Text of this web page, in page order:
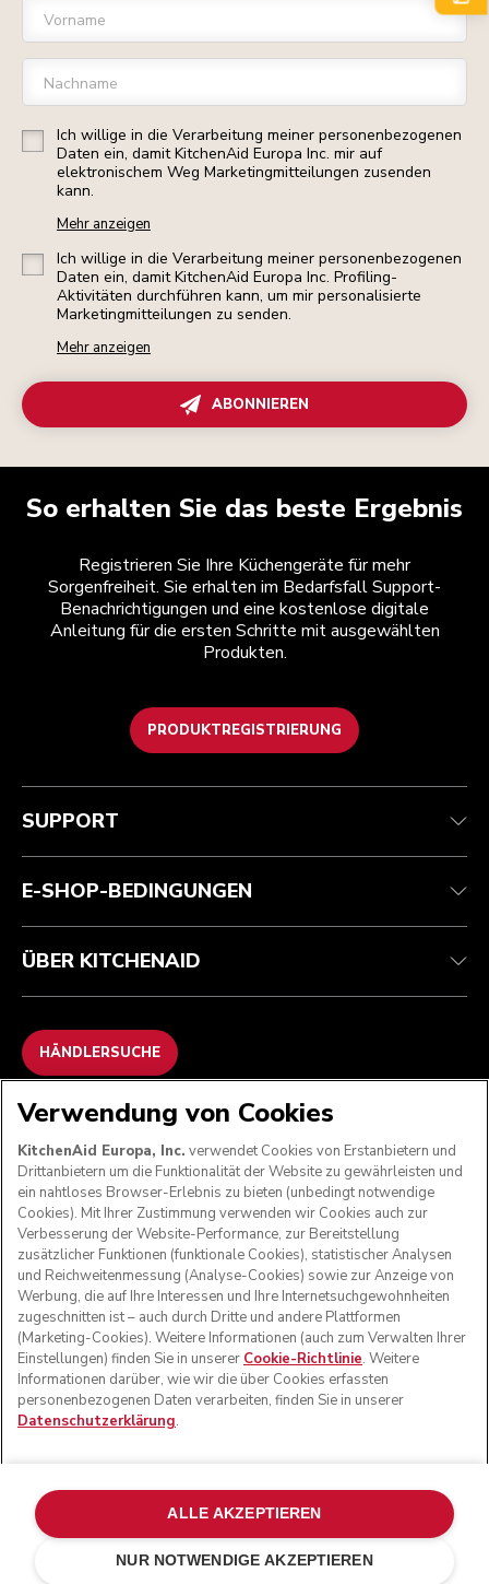
Vorname
Nachname
Ich willige in die Verarbeitung meiner personenbezogenen
Daten ein, damit KitchenAid Europa Inc. mir auf
elektronischem Weg Marketingmitteilungen zusenden
kann.
Mehr anzeigen
Ich willige in die Verarbeitung meiner personenbezogenen
Daten ein, damit KitchenAid Europa Inc. Profiling-
Aktivitäten durchführen kann, um mir personalisierte
Marketingmitteilungen zu senden.
Mehr anzeigen
ABONNIEREN
So erhalten Sie das beste Ergebnis
Registrieren Sie Ihre Küchengeräte für mehr
Sorgenfreiheit. Sie erhalten im Bedarfsfall Support-
Benachrichtigungen und eine kostenlose digitale
Anleitung für die ersten Schritte mit ausgewählten
Produkten.
PRODUKTREGISTRIERUNG
Kundenservice
Garantie und Dokumente
Kontaktieren Sie uns.
Teilnahmebedingungen
Rückgaben und Erstattungen
Impressum
ODR
Die Marke
Händlersuche
SUPPORT
E-SHOP-BEDINGUNGEN
ÜBER KITCHENAID
HÄNDLERSUCHE
WIR AKZEPTIEREN
FOLGEN SIE UNS
und das Design der Küchenmaschine sind eingetragene
Marken in den USA und in anderen Ländern.
Meine cookies verwalten Datenschutzerklärung
Verwendung von Cookies
KitchenAid Europa, Inc. verwendet Cookies von Erstanbietern und
Drittanbietern um die Funktionalität der Website zu gewährleisten und
ein nahtloses Browser-Erlebnis zu bieten (unbedingt notwendige
Cookies). Mit Ihrer Zustimmung verwenden wir Cookies auch zur
Verbesserung der Website-Performance, zur Bereitstellung
zusätzlicher Funktionen (funktionale Cookies), statistischer Analysen
und Reichweitenmessung (Analyse-Cookies) sowie zur Anzeige von
Werbung, die auf Ihre Interessen und Ihre Internetsuchgewohnheiten
zugeschnitten ist – auch durch Dritte und andere Plattformen
(Marketing-Cookies). Weitere Informationen (auch zum Verwalten Ihrer
Einstellungen) finden Sie in unserer Cookie-Richtlinie. Weitere
Informationen darüber, wie wir die über Cookies erfassten
personenbezogenen Daten verarbeiten, finden Sie in unserer
Datenschutzerklärung.
NUR NOTWENDIGE AKZEPTIEREN
ALLE AKZEPTIEREN